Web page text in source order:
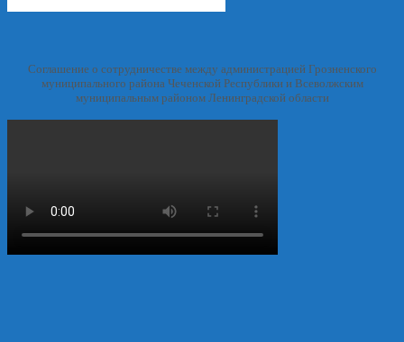
Соглашение о сотрудничестве между администрацией Грозненского
муниципального района Чеченской Республики и Всеволжским
муниципальным районом Ленинградской области